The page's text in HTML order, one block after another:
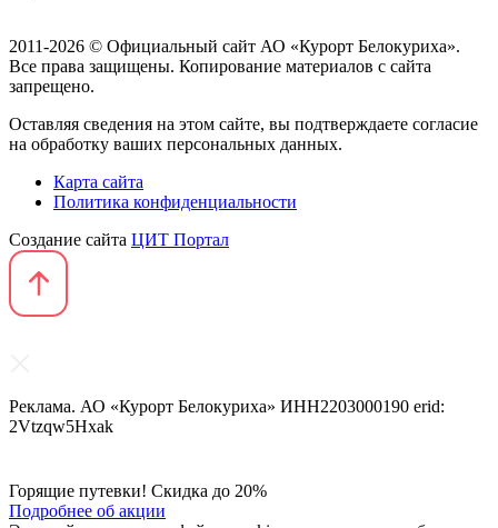
2011-2026 © Официальный сайт АО «Курорт Белокуриха».
Все права защищены. Копирование материалов с сайта
запрещено.
Оставляя сведения на этом сайте, вы подтверждаете согласие
на обработку ваших персональных данных.
Карта сайта
Политика конфиденциальности
Создание сайта ЦИТ Портал
Реклама. АО «Курорт Белокуриха» ИНН2203000190 erid:
2Vtzqw5Hxak
Горящие путевки! Скидка до 20%
Подробнее об акции